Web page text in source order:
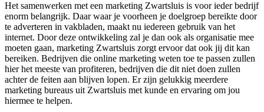
Het samenwerken met een marketing Zwartsluis is voor ieder bedrijf
enorm belangrijk. Daar waar je voorheen je doelgroep bereikte door
te adverteren in vakbladen, maakt nu iedereen gebruik van het
internet. Door deze ontwikkeling zal je dan ook als organisatie mee
moeten gaan, marketing Zwartsluis zorgt ervoor dat ook jij dit kan
bereiken. Bedrijven die online marketing weten toe te passen zullen
hier het meeste van profiteren, bedrijven die dit niet doen zullen
achter de feiten aan blijven lopen. Er zijn gelukkig meerdere
marketing bureaus uit Zwartsluis met kunde en ervaring om jou
hiermee te helpen.